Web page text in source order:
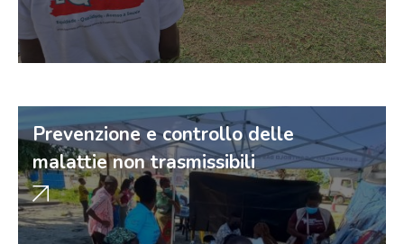
Prevenzione e controllo delle
malattie non trasmissibili